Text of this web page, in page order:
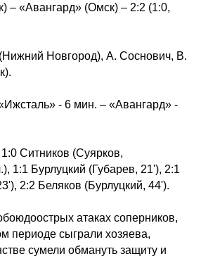
– «Авангард» (Омск) – 2:2 (1:0,
Новгород), А. Соснович, В.
- 6 мин. – «Авангард» -
Ситников (Суярков,
1:1 Бурлуцкий (Губарев, 21'), 2:1
2:2 Беляков (Бурлуцкий, 44').
атаках соперников,
периоде сыграли хозяева,
сумели обмануть защиту и